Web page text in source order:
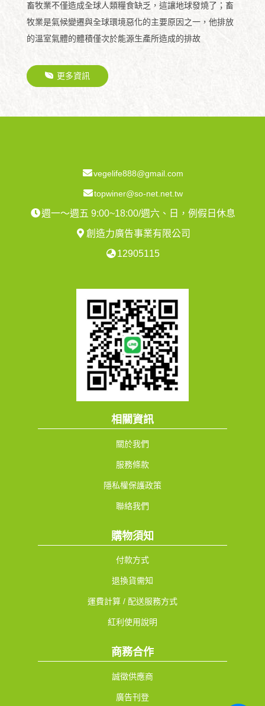
畜牧業不僅造成全球人類糧食缺乏，這讓地球發燒了；畜
牧業是氣候變遷與全球環境惡化的主要原因之一，他排放
的溫室氣體的體積僅次於能源生產所造成的排故
更多資訊
vegelife888@gmail.com
topwiner@so-net.net.tw
週一～週五 9:00~18:00/週六、日，例假日休息
創造力廣告事業有限公司
12905115
相關資訊
關於我們
服務條款
隱私權保護政策
聯絡我們
購物須知
付款方式
退換貨需知
運費計算 / 配送服務方式
紅利使用說明
商務合作
誠徵供應商
廣告刊登